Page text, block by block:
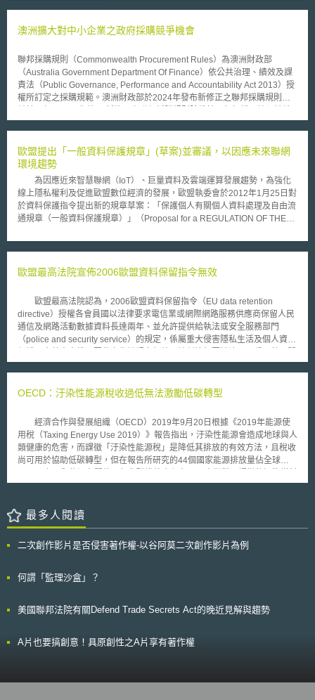
澳洲擴大對中小企業之政府採購競爭機會
聯邦採購規則（Commonwealth Procurement Rules）為澳洲財政部
（Australia Government Department Of Finance）依公共治理、績效及課
責法（Public Governance, Performance and Accountability Act 2013）授
權所訂定之採購規範。澳洲財政部於2024年發布新修正之聯邦採購規則，
外，另增訂聯邦供應商行為準則、擴大經濟效益評估、促進性別平等等措
之公平競爭，新修正之聯邦採購規則要求澳洲政府在評估採購案時應適當提
供中小企業競爭機會，並以符合最佳性價比之原則考量下列事項： 一、 向
具有競爭力之中小企業進行採購之效益； 二、 中小企業參與競標之障礙，
如投標之資金成本； 三、 中小企業之能力及對地區市場之貢獻； 四、 增加
潛在供應商數量以最大化競爭所產生之效益，包含在合適之情況下，將大型
專案拆分為數項小型專案。 此外，新修正之聯邦採購規則要求聯邦機構提
高對中小企業採購之比例。依新修正之聯邦採購規則第5部分，超過澳幣10
高5%；超過澳幣2,000萬元之採購契約，採購總金額中則至少應有40%係向
有所貢獻，因此提高中小企業之採購比例，預計修正後亦可讓更多中小企業
歐盟提出「一般資料保護規章」(草案)並審議，以因應未來聯網
環境趨勢
為因應近來智慧聯網（IoT）、巨量資料及雲端運算發展趨勢，為強化
線上隱私權利及促進歐盟數位經濟的發展，歐盟執委會於2012年1月25日對
於資料保護指令提出新的規章草案：「保護個人有關個人資料處理及自由流
通規章（一般資料保護規章）」（Proposal for a REGULATION OF THE
individuals with regard to the processing of personal data and on the free
並廢除（repealed）原有「個人資料保護指令」規範，並修改（amend）
會的三方協商，若順利將在2014年通過，並在2016年生效。 「一般資
料保護規章」(草案)中對於聯網環境及智慧化設備運行之因應，重要規範內
容有(1)追蹤（tracking）與特徵分析（profiling）：訂定第20條「特徵分析
措施」（Measures based on profiling）規範條文，保障每個當事人皆有主
張不被採取特徵分析措施（如個人傾向、工作表現、財務狀況、位址、健
遺忘及刪除權（right to be forgotten and to erasure）：訂定第17條，創設
己的資料被利用且無合法理由保留時，資料將被刪除(3)資料可攜權利（the
用結構性、通用的格式時，資料當事人有權利可以取得該結構性、通用格式
下的個人資料，更容易自不同服務提供者間移轉個人資料。(4)當事人的同
意要件：第4條第8款明定，不論何種資料處理情況時所需的同意，增列必須
是明確（explicitly）同意之要件(5)「設計階段納入隱私考量」（privacy by
design）、「預設隱私設定」（privacy by default）：訂定第30條，要求資
料控制者及處理者應實行適當的技術性、組織性措施，並考量科技發展水
產品及服務最初發展、設計時就考量隱私問題應對「設計階段納入隱私考
量」及「預設隱私設定」提出標準及條件。 歐盟此次對於「一般資料
值得後續密切觀察研析。
歐盟最高法院宣佈2006歐盟資料保留指令無效
歐盟最高法院認為，2006歐盟資料保留指令（EU data retention
directive）授權各會員國以法律要求電信業或網際網路服務供應商保留人民
通信及網路活動數據資料長達兩年、並允許提供給執法或安全服務部門
（police and security service）的規定，係屬重大侵害隱私生活及個人資料
團體向歐盟法院提出申訴，目前28名歐盟會員國正共同起草新的資料保護法
通信地點及通信頻率。歐盟最高法院判決中表示，雖然肯定該規定對於偵
明確的保留標準，而過度侵犯個人隱私生活及未提供適當的個人資料保護措
施，並不符合比例原則。 針對此一歐盟最高法院判決的宣示意涵，英
國政府發言人表示通信數據的保留對執法部門偵查犯罪及確保國家安全是絕
對必要的，若電信公司無法保留並提供給執法部門，很可能危及國安。
無論如何，歐盟最高法院的決定，重新宣告了人民隱私權及個人資料的
OECD：汙染性能源稅收過低無法激勵低碳轉型
經濟合作與發展組織（OECD）2019年9月20日根據《2019年能源使
用稅（Taxing Energy Use 2019）》報告指出，汙染性能源會造成地球與人
類健康的危害，而課徵「汙染性能源稅」是降低其排放的有效方法，且稅收
尚可用於協助低碳轉型，但在報告所研究的44個國家能源排放量佔全球
稅過低，無法促使其改用較為清潔的能源（cleaner energy），而無法鼓勵
環境損害的成本；煤炭稅在多數國家中幾乎為零，但煤炭的碳排放幾乎佔了
能源碳排放的一半；天然氣是較為潔淨的能源，其稅收通常較高。在非道路
蘭、挪威、瑞士）的徵稅在每噸30歐元以上，遠低於環境損害的程度，近年
提供公平的機會，將有助於將投資轉向更環保的選擇，且額外的稅收可用於
放，並呼籲各國政府應正視此一問題。
最多人閱讀
二次創作影片是否侵害著作權-以谷阿莫二次創作影片為例
何謂「監理沙盒」？
美國聯邦法院有關Defend Trade Secrets Act的晚近見解與趨勢
A片也要搞創意！具原創性之A片享有著作權